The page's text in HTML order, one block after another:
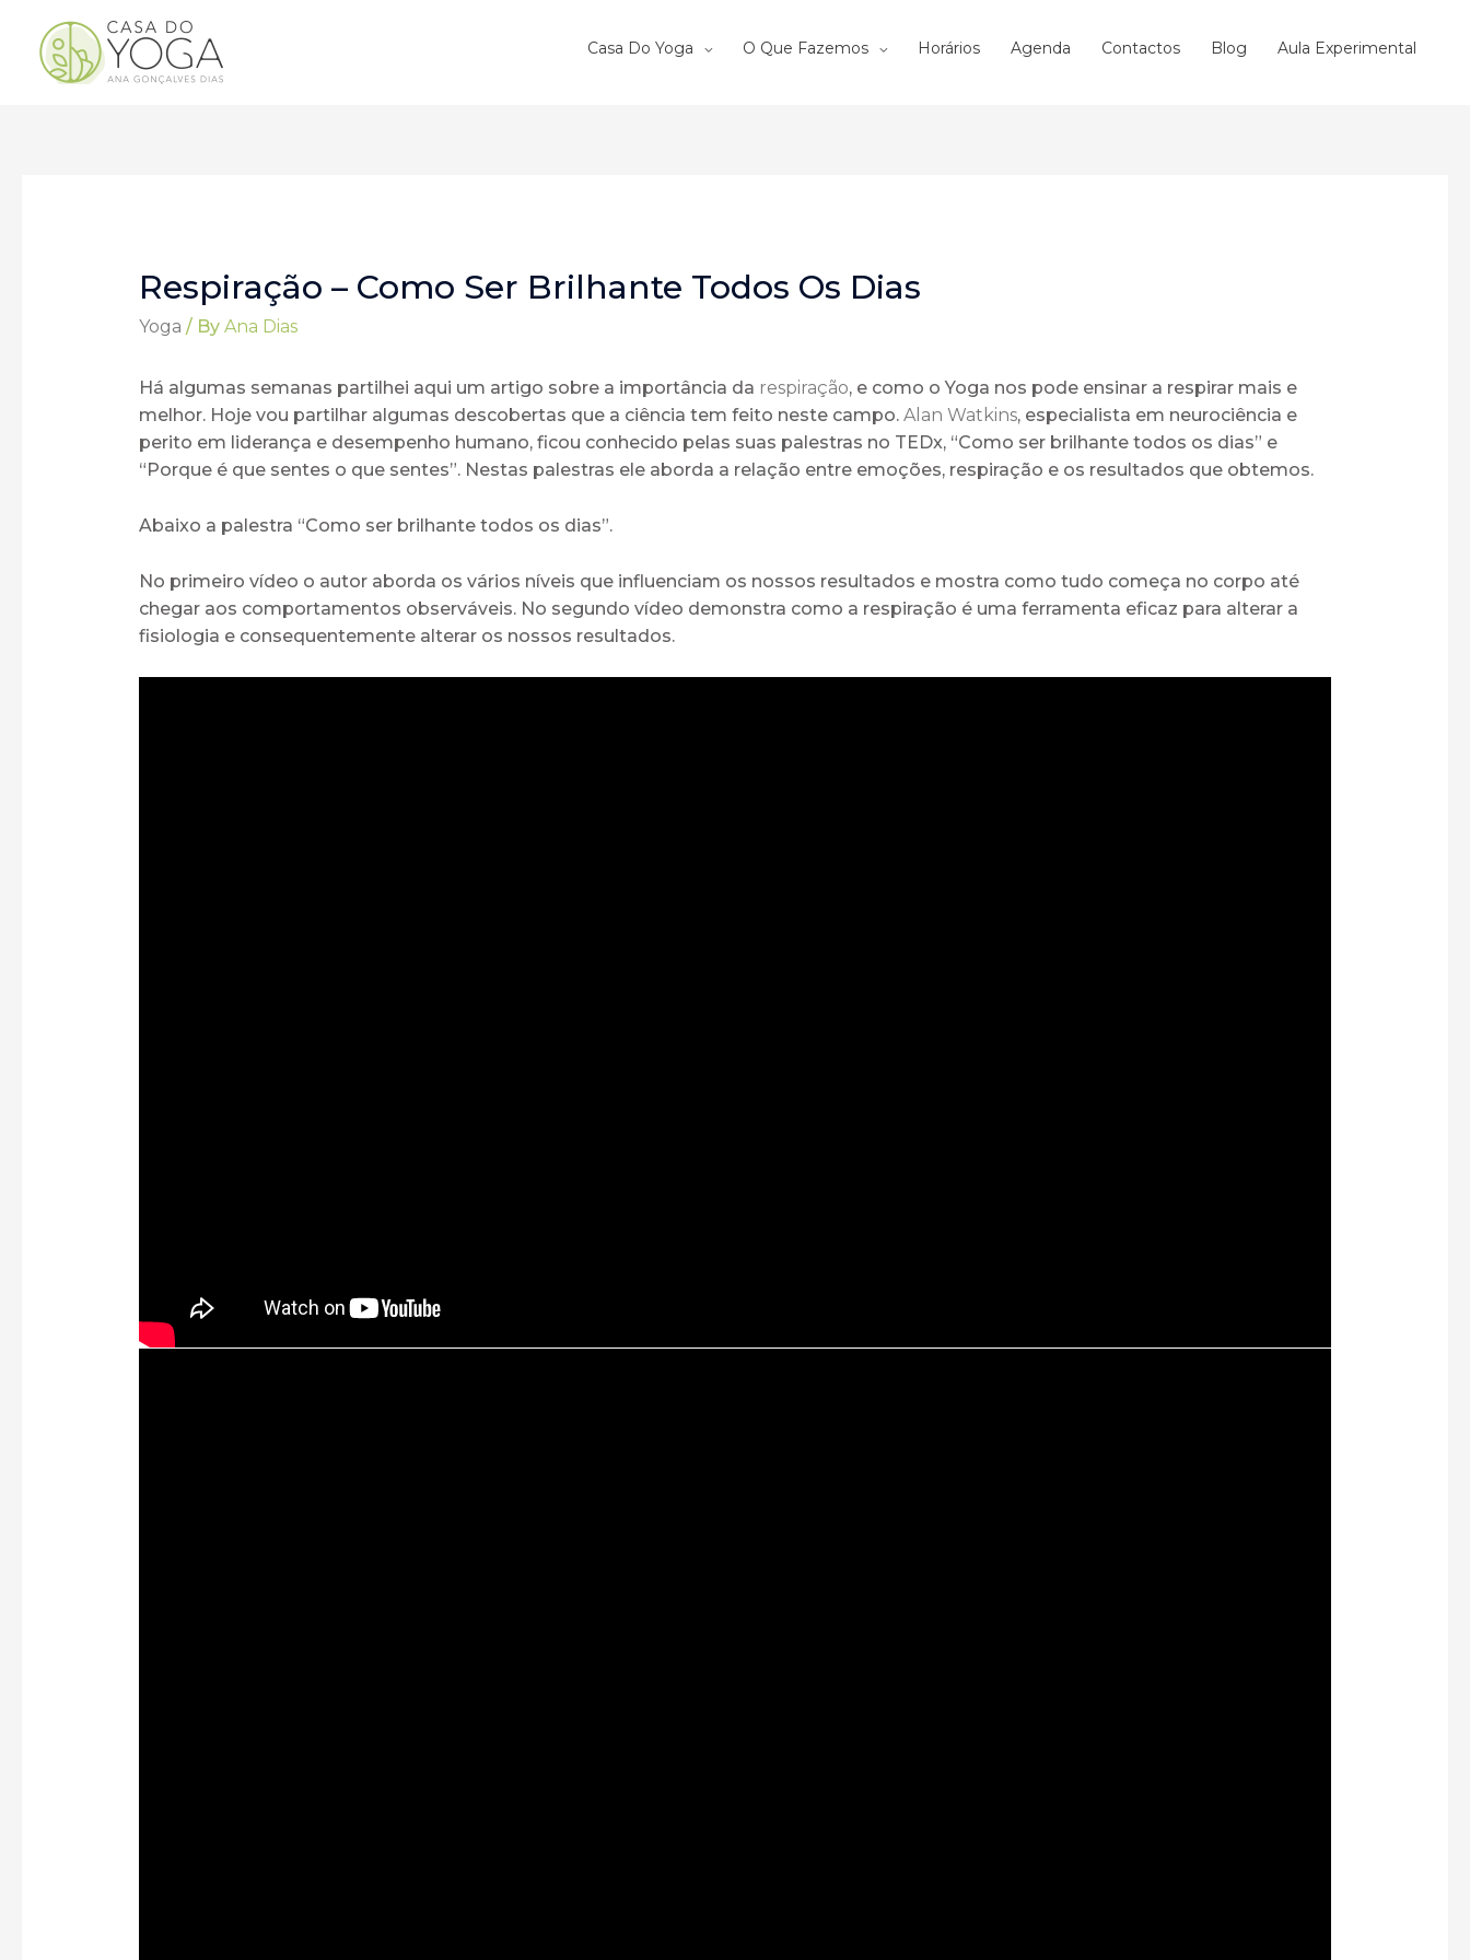
Casa Do Yoga O Que Fazemos Horários Agenda Contactos Blog Aula Experimental
Respiração – Como Ser Brilhante Todos Os Dias
Yoga / By Ana Dias
Há algumas semanas partilhei aqui um artigo sobre a importância da respiração, e como o Yoga nos pode ensinar a respirar mais e
melhor. Hoje vou partilhar algumas descobertas que a ciência tem feito neste campo. Alan Watkins, especialista em neurociência e
perito em liderança e desempenho humano, ficou conhecido pelas suas palestras no TEDx, “Como ser brilhante todos os dias” e
“Porque é que sentes o que sentes”. Nestas palestras ele aborda a relação entre emoções, respiração e os resultados que obtemos.
Abaixo a palestra “Como ser brilhante todos os dias”.
No primeiro vídeo o autor aborda os vários níveis que influenciam os nossos resultados e mostra como tudo começa no corpo até
chegar aos comportamentos observáveis. No segundo vídeo demonstra como a respiração é uma ferramenta eficaz para alterar a
fisiologia e consequentemente alterar os nossos resultados.